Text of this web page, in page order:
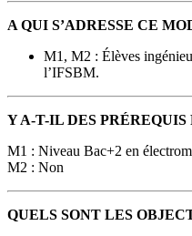
A QUI S’ADRESSE CE
M1, M2 : Élèves
l’IFSBM.
Y A-T-IL DES
M1 : Niveau Bac+2 en
M2 : Non
QUELS SONT LES